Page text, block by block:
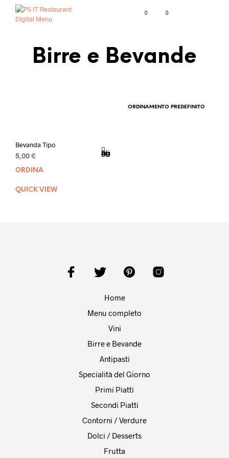
0 0
Birre e Bevande
Aggiungi ai tuoi appunti
Bevanda Tipo
5,00 €
ORDINA
QUICK VIEW
Home
Menu completo
Vini
Birre e Bevande
Antipasti
Specialità del Giorno
Primi Piatti
Secondi Piatti
Contorni / Verdure
Dolci / Desserts
Frutta